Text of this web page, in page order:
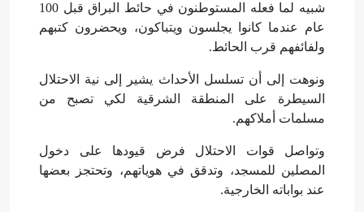
شبيه لما فعله المستوطنون في حائط البراق قبل 100
عام عندما كانوا يجلسون ويتباكون، ويحضرون كتبهم
ولفائفهم قرب الحائط.
ونوهت إلى أن تسلسل الأحداث يشير إلى نية الاحتلال
السيطرة على المنطقة الشرقية لكي تصبح من
مسلمات أملاكهم.
وتواصل قوات الاحتلال فرض قيودها على دخول
المصلين للمسجد، وتدقق في هوياتهم، وتحتجز بعضها
عند بواباته الخارجية.